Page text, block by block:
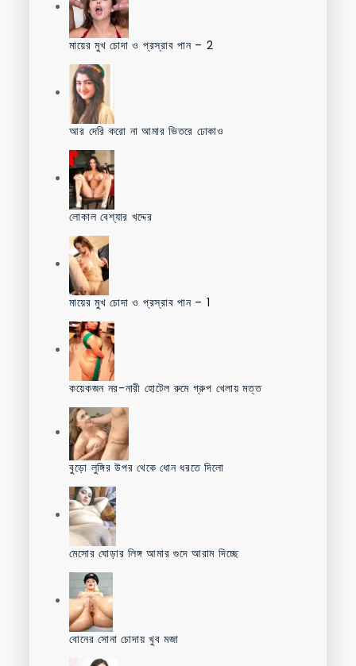
মায়ের মুখ চোদা ও প্রস্রাব পান – 2
আর দেরি করো না আমার ভিতরে ঢোকাও
লোকাল বেশ্যার খদ্দের
মায়ের মুখ চোদা ও প্রস্রাব পান – 1
কয়েকজন নর-নারী হোটেল রুমে গ্রুপ খেলায় মত্ত
বুড়ো লুঙ্গির উপর থেকে ধোন ধরতে দিলো
মেসোর ঘোড়ার লিঙ্গ আমার গুদে আরাম দিচ্ছে
বোনের সোনা চোদায় খুব মজা